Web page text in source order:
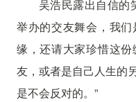
吴浩民露出自信的
举办的交友舞会，我
缘，还请大家珍惜这
友，或者是自己人生的
是不会反对的。”